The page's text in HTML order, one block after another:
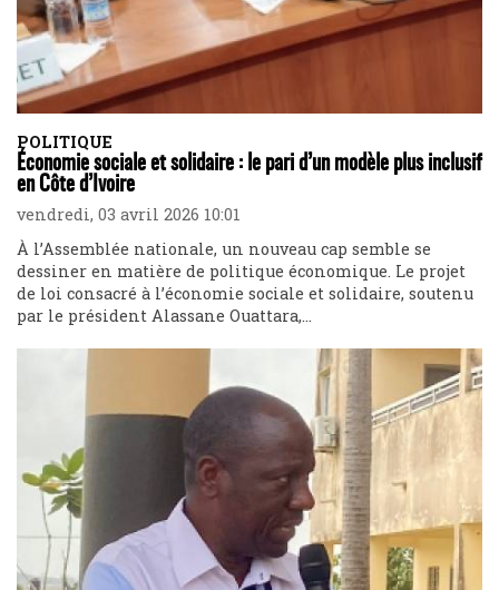
POLITIQUE
Économie sociale et solidaire : le pari d’un modèle plus inclusif
en Côte d’Ivoire
vendredi, 03 avril 2026 10:01
À l’Assemblée nationale, un nouveau cap semble se
dessiner en matière de politique économique. Le projet
de loi consacré à l’économie sociale et solidaire, soutenu
par le président Alassane Ouattara,...